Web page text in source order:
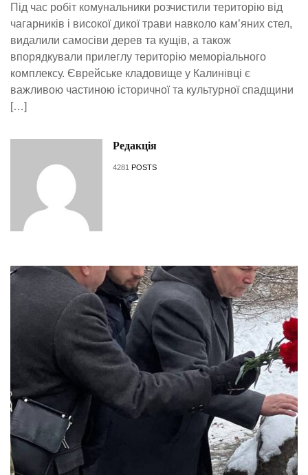
Під час робіт комунальники розчистили територію від
чагарників і високої дикої трави навколо кам’яних стел,
видалили самосіви дерев та кущів, а також
впорядкували прилеглу територію меморіального
комплексу. Єврейське кладовище у Калинівці є
важливою частиною історичної та культурної спадщини
[…]
Редакція
4281 POSTS